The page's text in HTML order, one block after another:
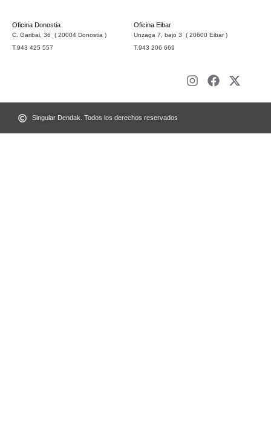
Oficina Donostia
C. Garibai, 36 ( 20004 Donostia )
T.943 425 557
Oficina Eibar
Unzaga 7, bajo 3 ( 20600 Eibar )
T.943 206 669
Singular Dendak. Todos los derechos reservados